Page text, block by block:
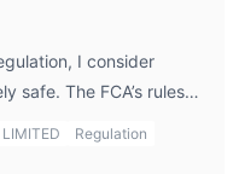
I consider
safe. The FCA’s rules
which means my
Regulation